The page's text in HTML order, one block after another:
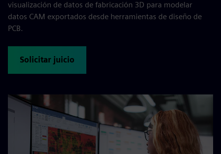
visualización de datos de fabricación 3D para modelar
datos CAM exportados desde herramientas de diseño de
PCB.
Solicitar juicio